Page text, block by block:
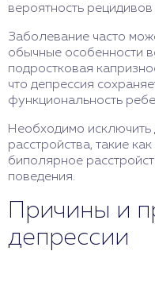
вероятность
Заболевание часто
обычные особенности
подростковая
что депрессия
функциональность
Необходимо исключить
расстройства, такие
биполярное
поведения.
Причины и
депрессии